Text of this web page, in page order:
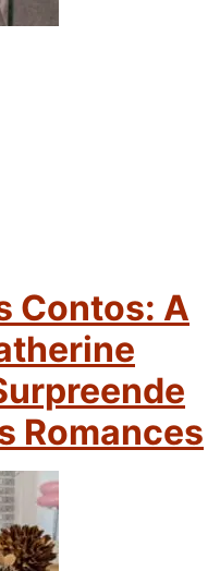
Contos: A
Romances